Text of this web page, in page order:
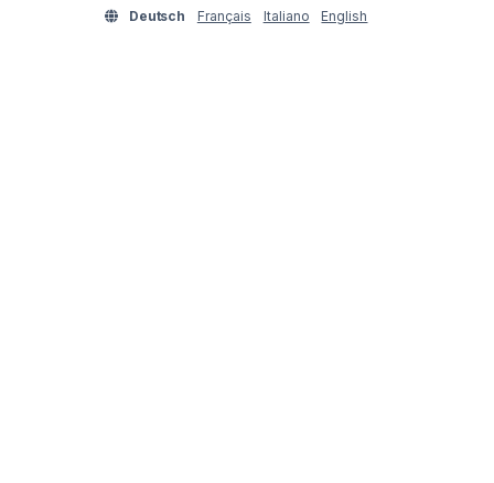
Deutsch
Français Italiano English